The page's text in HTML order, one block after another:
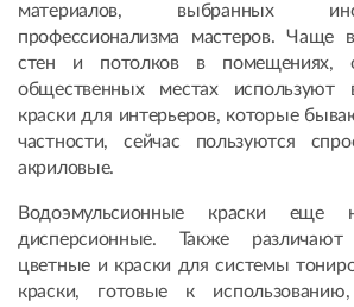
материалов, выбранных
профессионализма мастеров. Чаще
стен и потолков в помещениях,
общественных местах используют
краски для интерьеров, которые
частности, сейчас пользуются
акриловые.
Водоэмульсионные краски еще
дисперсионные. Также
цветные и краски для системы
краски, готовые к